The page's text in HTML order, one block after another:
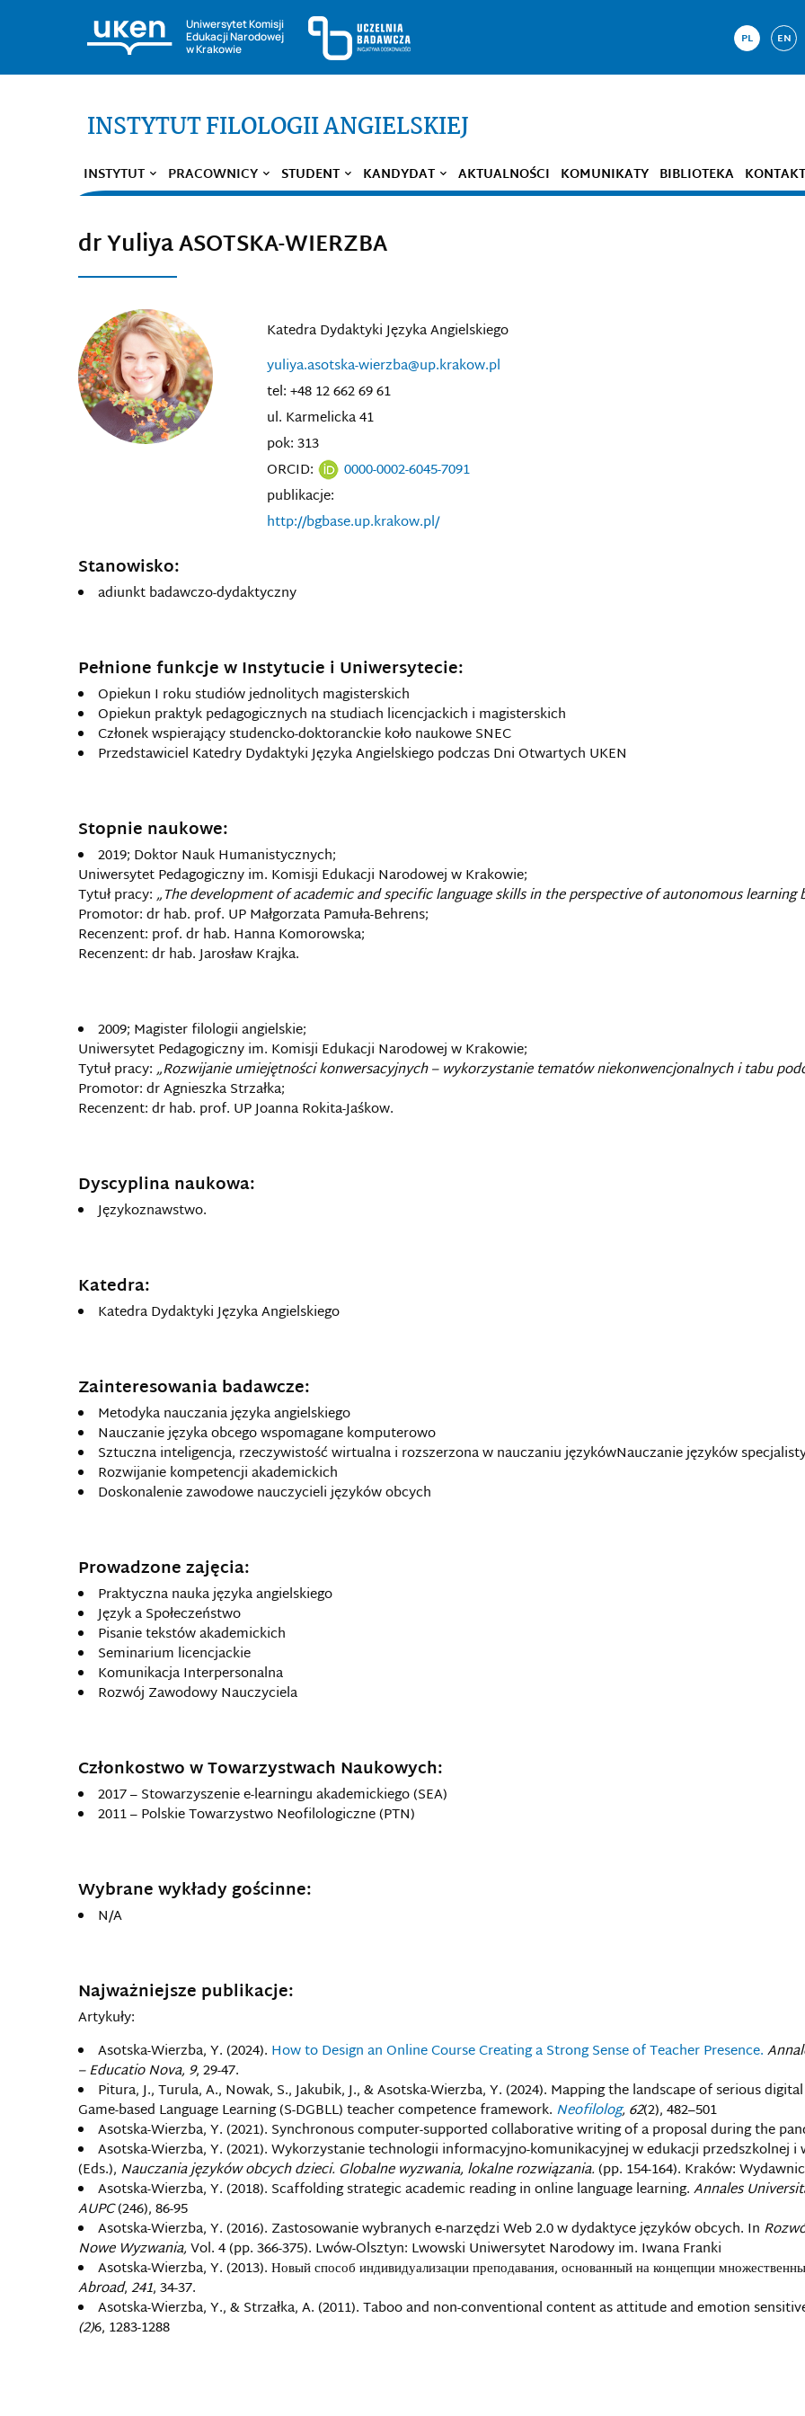
Uniwersytet Komisji
Edukacji Narodowej
w Krakowie
PL EN
INSTYTUT FILOLOGII ANGIELSKIEJ
INSTYTUT PRACOWNICY STUDENT KANDYDAT AKTUALNOŚCI KOMUNIKATY BIBLIOTEKA KONTAKT
dr Yuliya ASOTSKA-WIERZBA
Katedra Dydaktyki Języka Angielskiego
yuliya.asotska-wierzba@up.krakow.pl
tel: +48 12 662 69 61
ul. Karmelicka 41
pok: 313
ORCID:
0000-0002-6045-7091
publikacje:
http://bgbase.up.krakow.pl/
Stanowisko:
adiunkt badawczo-dydaktyczny
Pełnione funkcje w Instytucie i Uniwersytecie:
Opiekun I roku studiów jednolitych magisterskich
Opiekun praktyk pedagogicznych na studiach licencjackich i magisterskich
Członek wspierający studencko-doktoranckie koło naukowe SNEC
Przedstawiciel Katedry Dydaktyki Języka Angielskiego podczas Dni Otwartych UKEN
Stopnie naukowe:
2019; Doktor Nauk Humanistycznych;
Uniwersytet Pedagogiczny im. Komisji Edukacji Narodowej w Krakowie;
Tytuł pracy:„The development of academic and specific language skills in the perspective of autonomous learning
Promotor: dr hab. prof. UP Małgorzata Pamuła-Behrens;
Recenzent: prof. dr hab. Hanna Komorowska;
Recenzent: dr hab. Jarosław Krajka.
2009; Magister filologii angielskie;
Uniwersytet Pedagogiczny im. Komisji Edukacji Narodowej w Krakowie;
Tytuł pracy:„Rozwijanie umiejętności konwersacyjnych – wykorzystanie tematów niekonwencjonalnych i tabu
Promotor: dr Agnieszka Strzałka;
Recenzent: dr hab. prof. UP Joanna Rokita-Jaśkow.
Dyscyplina naukowa:
Językoznawstwo.
Katedra:
Katedra Dydaktyki Języka Angielskiego
Zainteresowania badawcze:
Metodyka nauczania języka angielskiego
Nauczanie języka obcego wspomagane komputerowo
Sztuczna inteligencja, rzeczywistość wirtualna i rozszerzona w nauczaniu językówNauczanie języków
Rozwijanie kompetencji akademickich
Doskonalenie zawodowe nauczycieli języków obcych
Prowadzone zajęcia:
Praktyczna nauka języka angielskiego
Język a Społeczeństwo
Pisanie tekstów akademickich
Seminarium licencjackie
Komunikacja Interpersonalna
Rozwój Zawodowy Nauczyciela
Członkostwo w Towarzystwach Naukowych:
2017 – Stowarzyszenie e-learningu akademickiego (SEA)
2011 – Polskie Towarzystwo Neofilologiczne (PTN)
Wybrane wykłady gościnne:
N/A
Najważniejsze publikacje:
Artykuły:
Asotska-Wierzba, Y. (2024). How to Design an Online Course Creating a Strong Sense of Teacher Presence.
– Educatio Nova, 9, 29-47.
Pitura, J., Turula, A., Nowak, S., Jakubik, J., & Asotska-Wierzba, Y. (2024). Mapping the landscape of serious
Game-based Language Learning (S-DGBLL) teacher competence framework. Neofilolog, 62(2), 482–501
Asotska-Wierzba, Y. (2021). Synchronous computer-supported collaborative writing of a proposal during the
Asotska-Wierzba, Y. (2021). Wykorzystanie technologii informacyjno-komunikacyjnej w edukacji przedszkolnej i
(Eds.), Nauczania języków obcych dzieci. Globalne wyzwania, lokalne rozwiązania.(pp. 154-164). Kraków:
Asotska-Wierzba, Y. (2018). Scaffolding strategic academic reading in online language learning.Annales
AUPC(246), 86-95
Asotska-Wierzba, Y. (2016). Zastosowanie wybranych e-narzędzi Web 2.0 w dydaktyce języków obcych. In
Nowe Wyzwania,Vol. 4 (pp. 366-375). Lwów-Olsztyn: Lwowski Uniwersytet Narodowy im. Iwana Franki
Asotska-Wierzba, Y. (2013). Новый способ индивидуализации преподавания, основанный на концепции
Abroad,241, 34-37.
Asotska-Wierzba, Y., & Strzałka, A. (2011). Taboo and non-conventional content as attitude and emotion
(2)6, 1283-1288